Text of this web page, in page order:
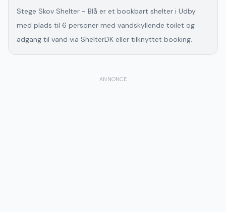
Stege Skov Shelter - Blå er et bookbart shelter i Udby
med plads til 6 personer med vandskyllende toilet og
adgang til vand via ShelterDK eller tilknyttet booking.
ANNONCE